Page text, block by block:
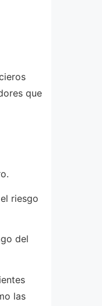
que
riesgo
del
las